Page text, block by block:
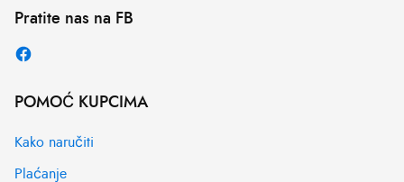
Pratite nas na FB
POMOĆ KUPCIMA
Kako naručiti
Plaćanje